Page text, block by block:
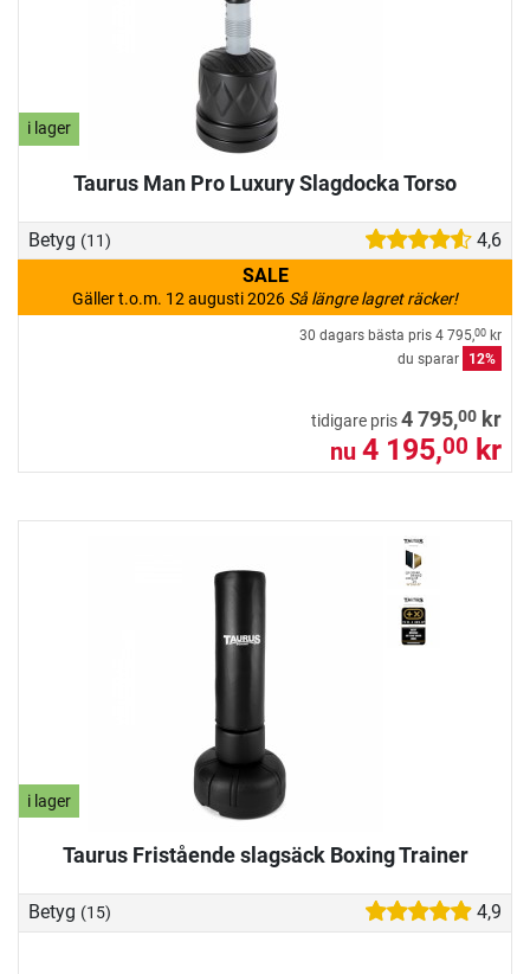
i lager
Taurus Man Pro Luxury Slagdocka Torso
Betyg (11)
4,6
SALE
Gäller t.o.m. 12 augusti 2026 Så längre lagret räcker!
30 dagars bästa pris 4 795,00 kr
du sparar
12%
tidigare pris4 795,00 kr
nu 4 195,00 kr
i lager
Taurus Fristående slagsäck Boxing Trainer
Betyg (15) 4,9